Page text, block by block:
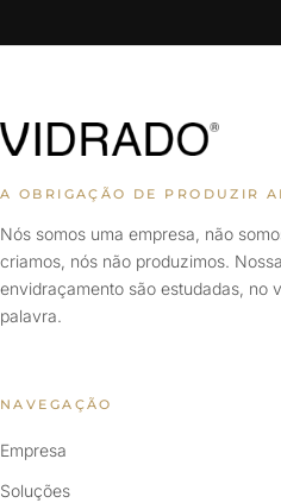
A OBRIGAÇÃO DE PRODUZIR
Nós somos uma empresa, não
criamos, nós não produzimos.
envidraçamento são estudadas, no
palavra.
NAVEGAÇÃO
Empresa
Soluções